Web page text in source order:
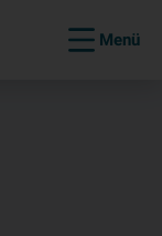
Menü